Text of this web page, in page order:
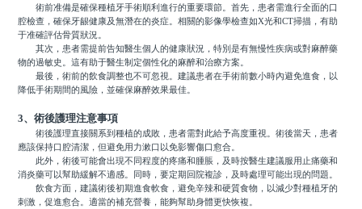
術前准備是確保種植牙手術順利進行的重要環節。首先，患者需進行全面的口
腔檢查，確保牙龈健康及無潛在的炎症。相關的影像學檢查如X光和CT掃描，有助
于准確評估骨質狀況。
其次，患者需提前告知醫生個人的健康狀況，特別是有無慢性疾病或對麻醉藥
物的過敏史。這有助于醫生制定個性化的麻醉和治療方案。
最後，術前的飲食調整也不可忽視。建議患者在手術前數小時內避免進食，以
降低手術期間的風險，並確保麻醉效果最佳。
3、術後護理注意事項
術後護理直接關系到種植的成敗，患者需對此給予高度重視。術後當天，患者
應該保持口腔清潔，但避免用力漱口以免影響傷口愈合。
此外，術後可能會出現不同程度的疼痛和腫脹，及時按醫生建議服用止痛藥和
消炎藥可以幫助緩解不適感。同時，要定期回院複診，及時處理可能出現的問題。
飲食方面，建議術後初期進食軟食，避免辛辣和硬質食物，以減少對種植牙的
刺激，促進愈合。適當的補充營養，能夠幫助身體更快恢複。